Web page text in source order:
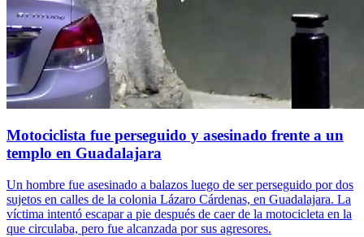
Motociclista fue perseguido y asesinado frente a un
templo en Guadalajara
Un hombre fue asesinado a balazos luego de ser perseguido por dos
sujetos en calles de la colonia Lázaro Cárdenas, en Guadalajara. La
víctima intentó escapar a pie después de caer de la motocicleta en la
que circulaba, pero fue alcanzada por sus agresores.